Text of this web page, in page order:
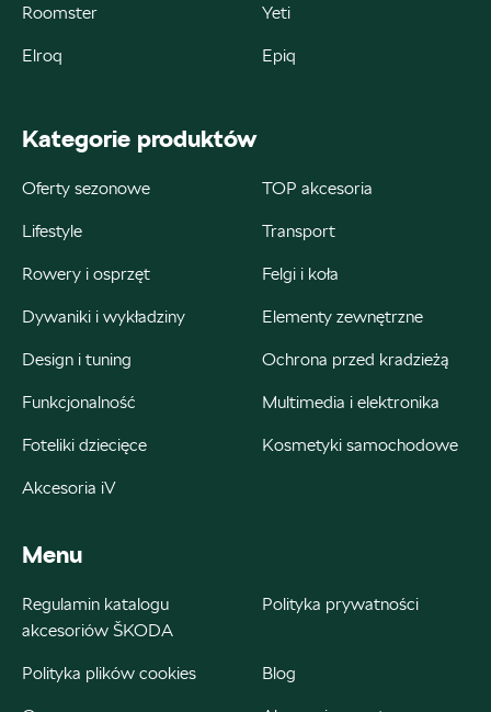
ul. Łódzka 27, Zduńska Wola
+48 609 991 995
ul. Szczecińska 38A, Łódź
ul. Wrocławska 18, Dobroń
+48 515 060 712
Roomster Yeti
Elroq Epiq
Kategorie produktów
Oferty sezonowe TOP akcesoria
Lifestyle Transport
Rowery i osprzęt Felgi i koła
Dywaniki i wykładziny Elementy zewnętrzne
Design i tuning Ochrona przed kradzieżą
Funkcjonalność Multimedia i elektronika
Foteliki dziecięce Kosmetyki samochodowe
Akcesoria iV
Menu
Regulamin katalogu
akcesoriów ŠKODA
Polityka prywatności
Polityka plików cookies Blog